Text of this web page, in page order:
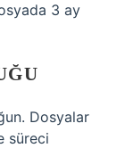
3 ay
Dosyalar
süreci